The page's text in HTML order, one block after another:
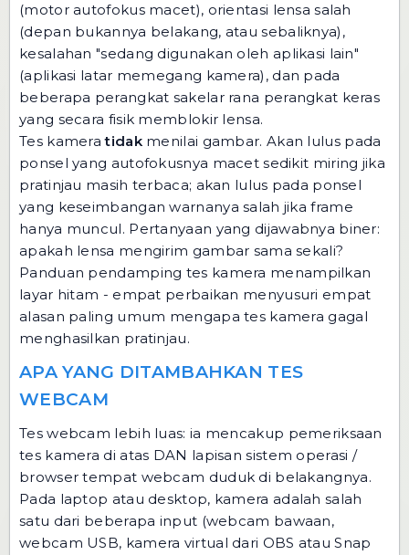
(motor autofokus macet), orientasi lensa salah
(depan bukannya belakang, atau sebaliknya),
kesalahan "sedang digunakan oleh aplikasi lain"
(aplikasi latar memegang kamera), dan pada
beberapa perangkat sakelar rana perangkat keras
yang secara fisik memblokir lensa.
Tes kameratidakmenilai gambar. Akan lulus pada
ponsel yang autofokusnya macet sedikit miring jika
pratinjau masih terbaca; akan lulus pada ponsel
yang keseimbangan warnanya salah jika frame
hanya muncul. Pertanyaan yang dijawabnya biner:
apakah lensa mengirim gambar sama sekali?
Panduan pendamping tes kamera menampilkan
layar hitam - empat perbaikan menyusuri empat
alasan paling umum mengapa tes kamera gagal
menghasilkan pratinjau.
APA YANG DITAMBAHKAN TES
WEBCAM
Tes webcam lebih luas: ia mencakup pemeriksaan
tes kamera di atas DAN lapisan sistem operasi /
browser tempat webcam duduk di belakangnya.
Pada laptop atau desktop, kamera adalah salah
satu dari beberapa input (webcam bawaan,
webcam USB, kamera virtual dari OBS atau Snap